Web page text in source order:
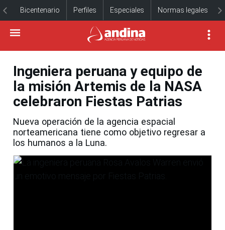
Bicentenario Perfiles Especiales Normas legales
Ingeniera peruana y equipo de
la misión Artemis de la NASA
celebraron Fiestas Patrias
Nueva operación de la agencia espacial
norteamericana tiene como objetivo regresar a
los humanos a la Luna.